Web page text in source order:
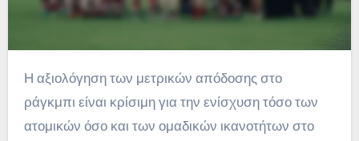
Η αξιολόγηση των μετρικών απόδοσης στο
ράγκμπι είναι κρίσιμη για την ενίσχυση τόσο των
ατομικών όσο και των ομαδικών ικανοτήτων στο